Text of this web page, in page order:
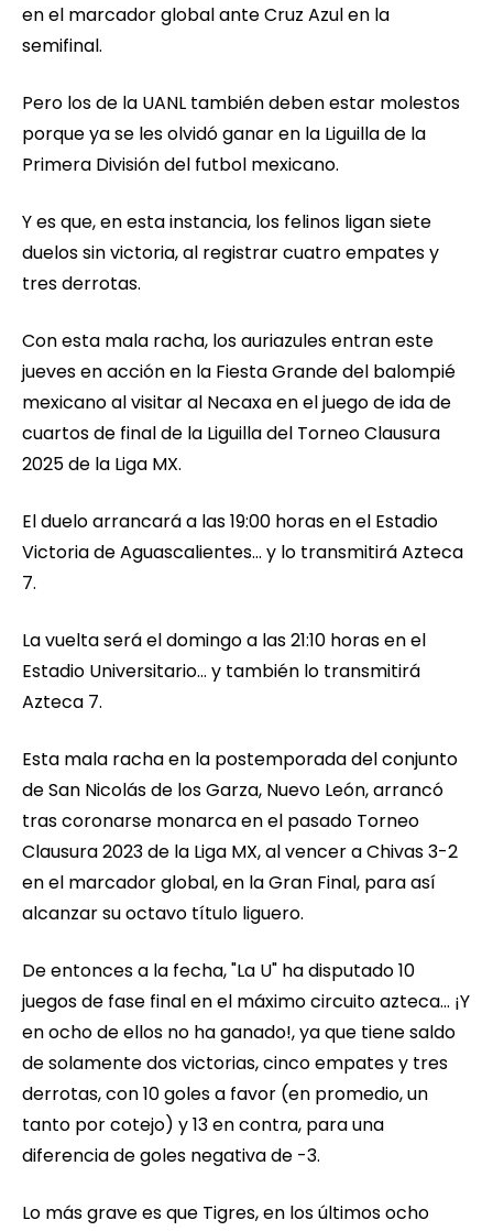
en el marcador global ante Cruz Azul en la
semifinal.
Pero los de la UANL también deben estar molestos
porque ya se les olvidó ganar en la Liguilla de la
Primera División del futbol mexicano.
Y es que, en esta instancia, los felinos ligan siete
duelos sin victoria, al registrar cuatro empates y
tres derrotas.
Con esta mala racha, los auriazules entran este
jueves en acción en la Fiesta Grande del balompié
mexicano al visitar al Necaxa en el juego de ida de
cuartos de final de la Liguilla del Torneo Clausura
2025 de la Liga MX.
El duelo arrancará a las 19:00 horas en el Estadio
Victoria de Aguascalientes… y lo transmitirá Azteca
7.
La vuelta será el domingo a las 21:10 horas en el
Estadio Universitario… y también lo transmitirá
Azteca 7.
Esta mala racha en la postemporada del conjunto
de San Nicolás de los Garza, Nuevo León, arrancó
tras coronarse monarca en el pasado Torneo
Clausura 2023 de la Liga MX, al vencer a Chivas 3-2
en el marcador global, en la Gran Final, para así
alcanzar su octavo título liguero.
De entonces a la fecha, "La U" ha disputado 10
juegos de fase final en el máximo circuito azteca… ¡Y
en ocho de ellos no ha ganado!, ya que tiene saldo
de solamente dos victorias, cinco empates y tres
derrotas, con 10 goles a favor (en promedio, un
tanto por cotejo) y 13 en contra, para una
diferencia de goles negativa de -3.
Lo más grave es que Tigres, en los últimos ocho